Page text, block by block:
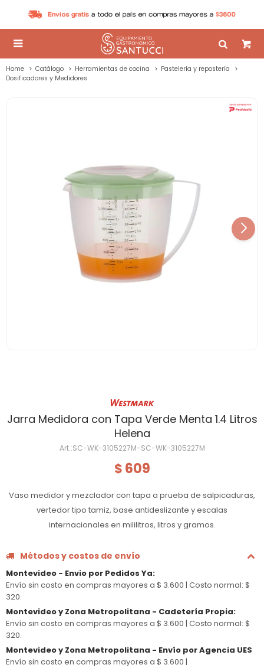

Home Catálogo Herramientas de cocina
Pastelería y repostería
Dosificadores y Medidores
Jarra Medidora con Tapa Verde Menta 1.4 Litros
Helena
SC-WK-3105227M-SC-WK-3105227M
$ 609
Vaso medidor y mezclador con tapa a prueba de salpicaduras,
vertedor tipo tamiz, base antideslizante y escalas
internacionales en mililitros, litros y gramos.
Métodos y costos de envío
Montevideo - Envio por Pedidos Ya:
Envío sin costo en compras mayores a $ 3.600 | Costo normal: $
320.
Montevideo y Zona Metropolitana - Cadetería Propia:
Envío sin costo en compras mayores a $ 3.600 | Costo normal: $
320.
Montevideo y Zona Metropolitana - Envío por Agencia UES
Envío sin costo en compras mayores a $ 3.600 |